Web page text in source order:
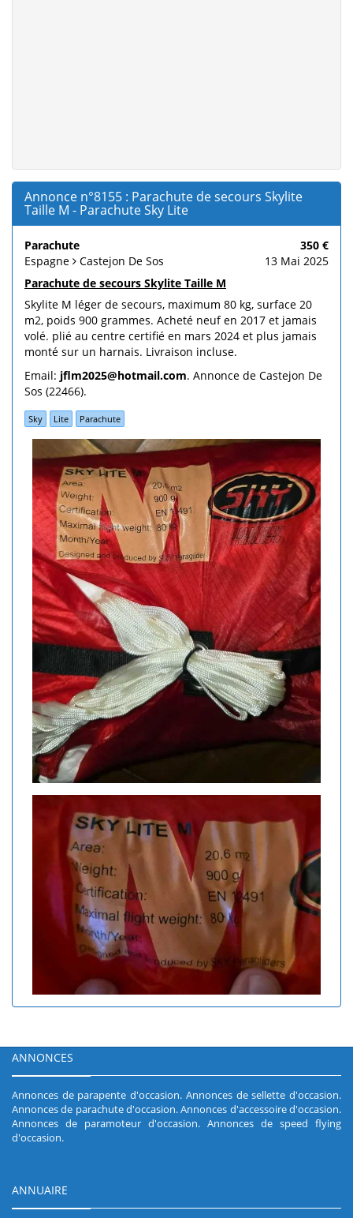
Annonce n°8155 : Parachute de secours Skylite
Taille M - Parachute Sky Lite
Parachute
350 €
Espagne
Castejon De Sos
13 Mai 2025
Parachute de secours Skylite Taille M
Skylite M léger de secours, maximum 80 kg, surface 20
m2, poids 900 grammes. Acheté neuf en 2017 et jamais
volé. plié au centre certifié en mars 2024 et plus jamais
monté sur un harnais. Livraison incluse.
Email: jflm2025@hotmail.com. Annonce de Castejon De
Sos (22466).
Sky Lite Parachute
ANNONCES
Annonces de parapente d'occasion. Annonces de sellette d'occasion.
Annonces de parachute d'occasion.Annonces d'accessoire d'occasion.
Annonces de paramoteur d'occasion. Annonces de speed flying
d'occasion.
ANNUAIRE